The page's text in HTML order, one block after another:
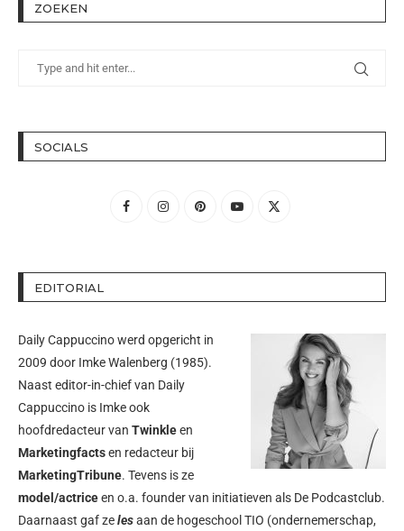
ZOEKEN
SOCIALS
EDITORIAL
Daily Cappuccino werd opgericht in
2009 door Imke Walenberg (1985).
Naast editor-in-chief van Daily
Cappuccino is Imke ook
hoofdredacteur van Twinkleen
Marketingfactsen redacteur bij
MarketingTribune. Tevens is ze
model/actriceen o.a. founder van initiatieven als De Podcastclub.
Daarnaast gaf zelesaan de hogeschool TIO (ondernemerschap,